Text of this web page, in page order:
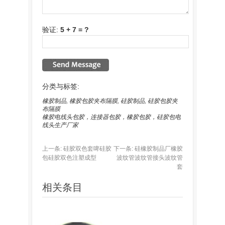
验证: 5 + 7 = ?
分类与标签:
橡胶制品, 橡胶包胶夹布隔膜, 硅胶制品, 硅胶包胶夹
布隔膜
橡胶电线头包胶，连接器包胶，橡胶包胶，硅胶包电
线头生产厂家
上一条: 硅胶双色套啤硅胶
包硅胶双色注塑成型
下一条: 硅橡胶制品厂橡胶
波纹管波纹管接头波纹管
套
相关条目